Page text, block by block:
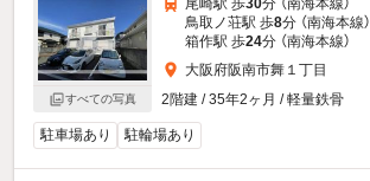
すべての写真
尾崎駅 歩30分 （南海本線）
鳥取ノ荘駅 歩8分 （南海本線）
箱作駅 歩24分 （南海本線）
大阪府阪南市舞１丁目
2階建 / 35年2ヶ月 / 軽量鉄骨
駐車場あり 駐輪場あり